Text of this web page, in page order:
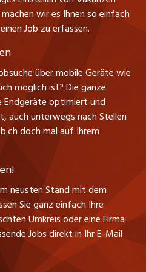
wir es Ihnen so einfach
Job zu erfassen.
über mobile Geräte wie
möglich ist? Die ganze
optimiert und
auch unterwegs nach Stellen
doch mal auf Ihrem
neusten Stand mit dem
Sie ganz einfach Ihre
Umkreis oder eine Firma
Jobs direkt in Ihr E-Mail